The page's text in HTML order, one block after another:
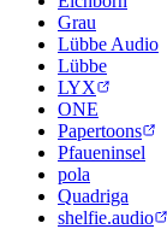
Grau
Lübbe Audio
Lübbe
LYX
ONE
Papertoons
Pfaueninsel
pola
Quadriga
shelfie.audio